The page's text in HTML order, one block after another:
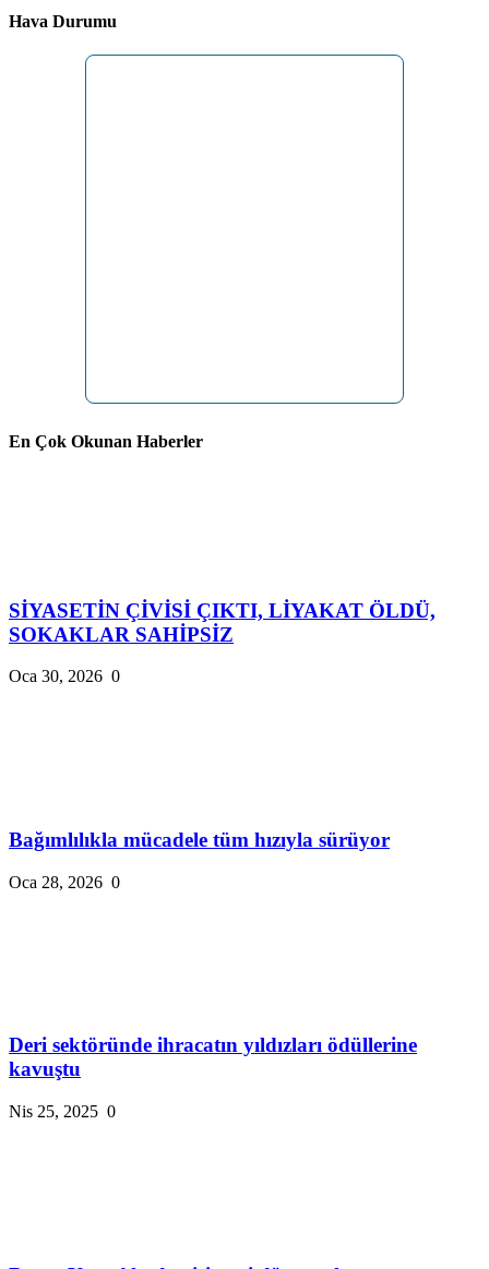
Hava Durumu
En Çok Okunan Haberler
SİYASETİN ÇİVİSİ ÇIKTI, LİYAKAT ÖLDÜ,
SOKAKLAR SAHİPSİZ
Oca 30, 2026 0
Bağımlılıkla mücadele tüm hızıyla sürüyor
Oca 28, 2026 0
Deri sektöründe ihracatın yıldızları ödüllerine
kavuştu
Nis 25, 2025 0